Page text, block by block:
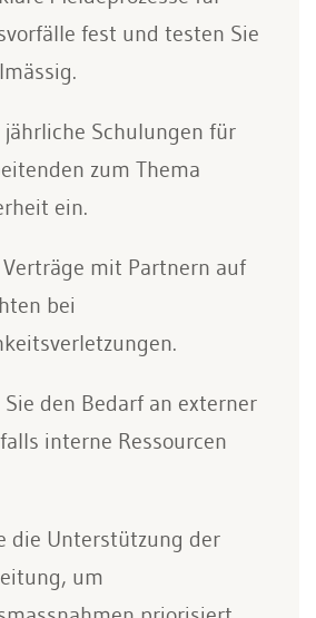
fest und testen Sie
jährliche Schulungen für
zum Thema
ein.
Verträge mit Partnern auf
bei
den Bedarf an externer
interne Ressourcen
die Unterstützung der
um